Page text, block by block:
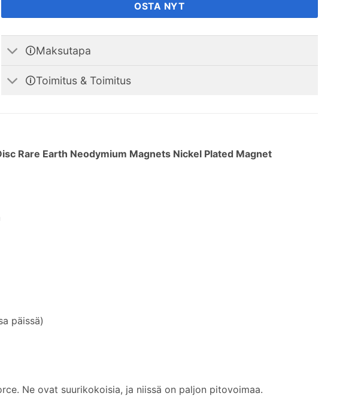
OSTA NYT
🛈Maksutapa
🛈Toimitus & Toimitus
Rare Earth Neodymium Magnets Nickel Plated Magnet
päissä)
. Ne ovat suurikokoisia, ja niissä on paljon pitovoimaa.